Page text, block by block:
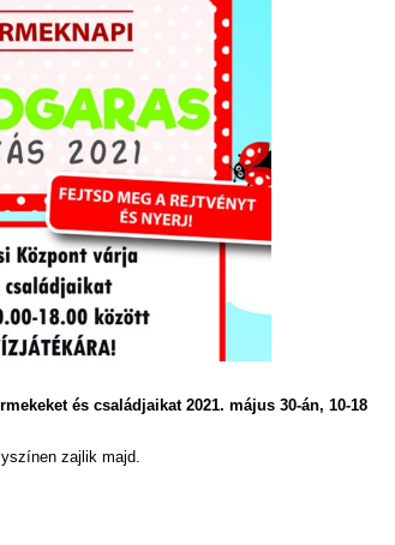
és családjaikat 2021. május 30-án, 10-18
zajlik majd.